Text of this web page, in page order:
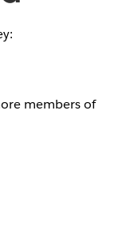
members of